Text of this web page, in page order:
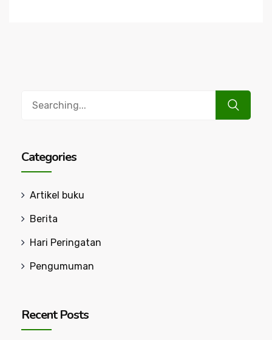
Categories
Artikel buku
Berita
Hari Peringatan
Pengumuman
Recent Posts